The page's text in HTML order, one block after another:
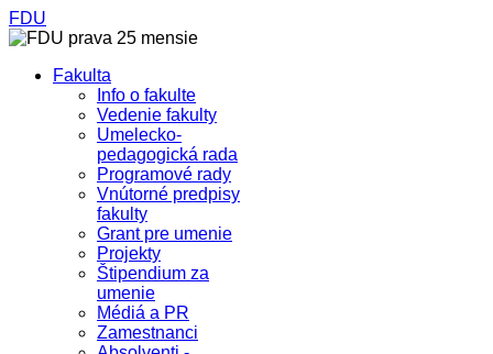
FDU
Fakulta
Info o fakulte
Vedenie fakulty
Umelecko-
pedagogická rada
Programové rady
Vnútorné predpisy
fakulty
Grant pre umenie
Projekty
Štipendium za
umenie
Médiá a PR
Zamestnanci